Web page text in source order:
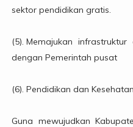
sektor pendidikan gratis.
(5). Memajukan infrastruktur
dengan Pemerintah pusat
(6). Pendidikan dan
Guna mewujudkan